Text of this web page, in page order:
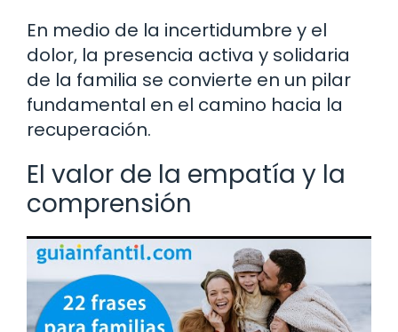
En medio de la incertidumbre y el
dolor, la presencia activa y solidaria
de la familia se convierte en un pilar
fundamental en el camino hacia la
recuperación.
El valor de la empatía y la
comprensión